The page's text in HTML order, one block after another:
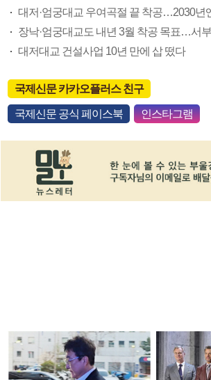
대저·엄궁대교 우여곡절 끝 착공…2030년
대저대교 건설사업 10년 만에 삽 떴다
국제신문 카카오플러스 친구
국제신문 공식 페이스북 인스타그램